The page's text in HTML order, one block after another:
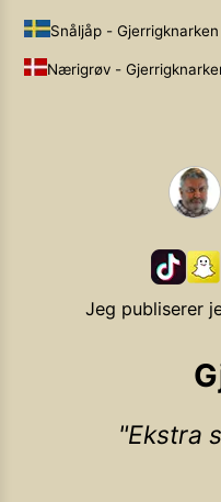
Snåljåp -
Nærigrøv -
Jeg publiserer
Ekstra